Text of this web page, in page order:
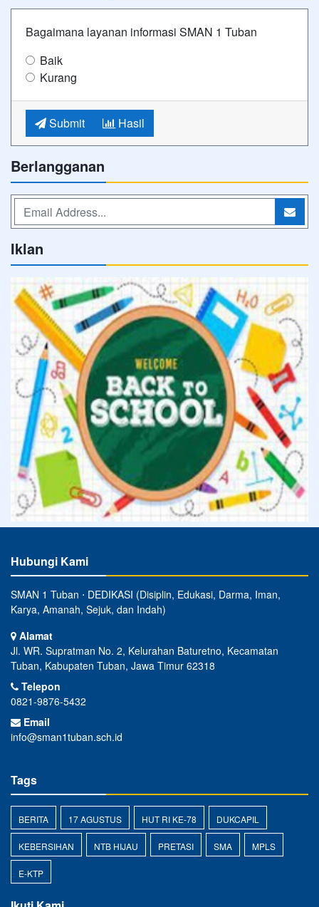
Bagaimana layanan informasi SMAN 1 Tuban
Baik
Kurang
Submit Hasil
Berlangganan
Iklan
Hubungi Kami
SMAN 1 Tuban ⋅ DEDIKASI (Disiplin, Edukasi, Darma, Iman,
Karya, Amanah, Sejuk, dan Indah)
Alamat
Jl. WR. Supratman No. 2, Kelurahan Baturetno, Kecamatan
Tuban, Kabupaten Tuban, Jawa Timur 62318
Telepon
0821-9876-5432
Email
info@sman1tuban.sch.id
Tags
BERITA 17 AGUSTUS HUT RI KE-78 DUKCAPIL
KEBERSIHAN NTB HIJAU PRETASI SMA MPLS
E-KTP